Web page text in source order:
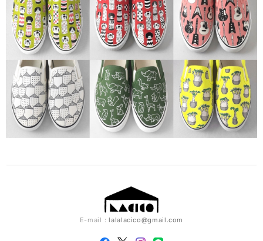
E-mail：lalalacico@gmail.com